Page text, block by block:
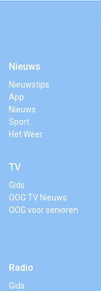
Nieuws
Nieuwstips
App
Nieuws
Sport
Het Weer
TV
Gids
OOG TV Nieuws
OOG voor senioren
Radio
Gids